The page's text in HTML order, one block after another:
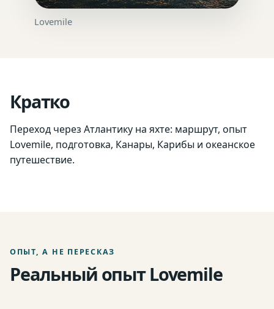
Lovemile
Кратко
Переход через Атлантику на яхте: маршрут, опыт
Lovemile, подготовка, Канары, Карибы и океанское
путешествие.
ОПЫТ, А НЕ ПЕРЕСКАЗ
Реальный опыт Lovemile